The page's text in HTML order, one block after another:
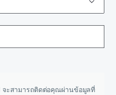
จะสามารถติดต่อคุณผ่านข้อมูลที่